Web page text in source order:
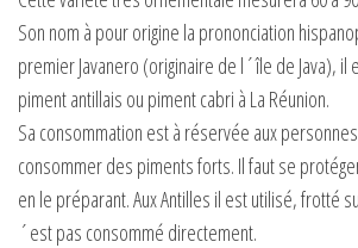
Son nom à pour origine la prononciation
premier Javanero (originaire de l´île de Java), il
piment antillais ou piment cabri à La Réunion.
Sa consommation est à réservée aux
consommer des piments forts. Il faut se
en le préparant. Aux Antilles il est utilisé, frotté
´est pas consommé directement.